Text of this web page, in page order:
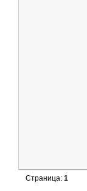
Страница:1